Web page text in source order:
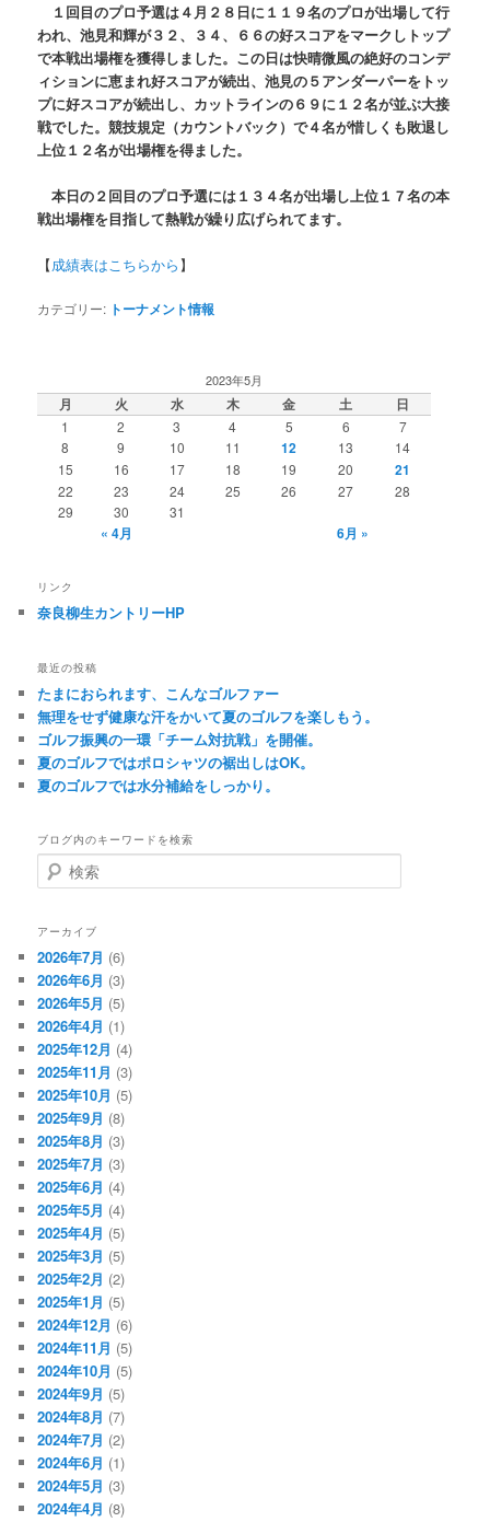
１回目のプロ予選は４月２８日に１１９名のプロが出場して行
われ、池見和輝が３２、３４、６６の好スコアをマークしトップ
で本戦出場権を獲得しました。この日は快晴微風の絶好のコンデ
ィションに恵まれ好スコアが続出、池見の５アンダーパーをトッ
プに好スコアが続出し、カットラインの６９に１２名が並ぶ大接
戦でした。競技規定（カウントバック）で４名が惜しくも敗退し
上位１２名が出場権を得ました。
本日の２回目のプロ予選には１３４名が出場し上位１７名の本
戦出場権を目指して熱戦が繰り広げられてます。
【成績表はこちらから 】
カテゴリー: トーナメント情報
2023年5月
月 火 水 木 金 土 日
1 2 3 4 5 6
7
8
9 10 11 12 13
14
15
16 17 18 19 20 21
22 23 24 25 26 27
28
29
30 31
« 4月 6月 »
リンク
奈良柳生カントリーHP
最近の投稿
たまにおられます、こんなゴルファー
無理をせず健康な汗をかいて夏のゴルフを楽しもう。
ゴルフ振興の一環「チーム対抗戦」を開催。
夏のゴルフではポロシャツの裾出しはOK。
夏のゴルフでは水分補給をしっかり。
ブログ内のキーワードを検索
検
索
アーカイブ
2026年7月 (6)
2026年6月 (3)
2026年5月 (5)
2026年4月 (1)
2025年12月 (4)
2025年11月 (3)
2025年10月 (5)
2025年9月 (8)
2025年8月 (3)
2025年7月 (3)
2025年6月 (4)
2025年5月 (4)
2025年4月 (5)
2025年3月 (5)
2025年2月 (2)
2025年1月 (5)
2024年12月 (6)
2024年11月 (5)
2024年10月 (5)
2024年9月 (5)
2024年8月 (7)
2024年7月 (2)
2024年6月 (1)
2024年5月 (3)
2024年4月 (8)